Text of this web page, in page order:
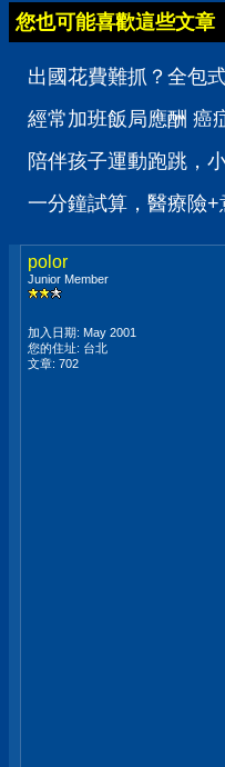
您也可能喜歡這些文章
出國花費難抓？全包
經常加班飯局應酬 癌
陪伴孩子運動跑跳，
一分鐘試算，醫療險+
polor
Junior Member
加入日期: May 2001
您的住址: 台北
文章: 702